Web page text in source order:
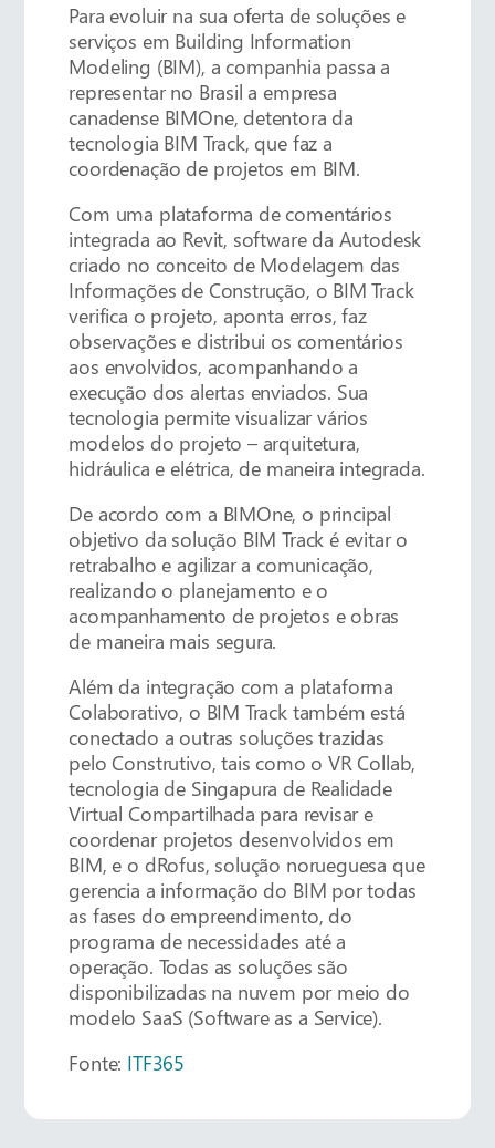
Para evoluir na sua oferta de soluções e
serviços em Building Information
Modeling (BIM), a companhia passa a
representar no Brasil a empresa
canadense BIMOne, detentora da
tecnologia BIM Track, que faz a
coordenação de projetos em BIM.
Com uma plataforma de comentários
integrada ao Revit, software da Autodesk
criado no conceito de Modelagem das
Informações de Construção, o BIM Track
verifica o projeto, aponta erros, faz
observações e distribui os comentários
aos envolvidos, acompanhando a
execução dos alertas enviados. Sua
tecnologia permite visualizar vários
modelos do projeto – arquitetura,
hidráulica e elétrica, de maneira integrada.
De acordo com a BIMOne, o principal
objetivo da solução BIM Track é evitar o
retrabalho e agilizar a comunicação,
realizando o planejamento e o
acompanhamento de projetos e obras
de maneira mais segura.
Além da integração com a plataforma
Colaborativo, o BIM Track também está
conectado a outras soluções trazidas
pelo Construtivo, tais como o VR Collab,
tecnologia de Singapura de Realidade
Virtual Compartilhada para revisar e
coordenar projetos desenvolvidos em
BIM, e o dRofus, solução norueguesa que
gerencia a informação do BIM por todas
as fases do empreendimento, do
programa de necessidades até a
operação. Todas as soluções são
disponibilizadas na nuvem por meio do
modelo SaaS (Software as a Service).
Fonte: ITF365